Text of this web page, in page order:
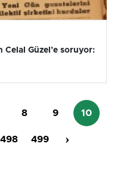
Celal Güzel’e soruyor:
8 9 10
498 499 ›